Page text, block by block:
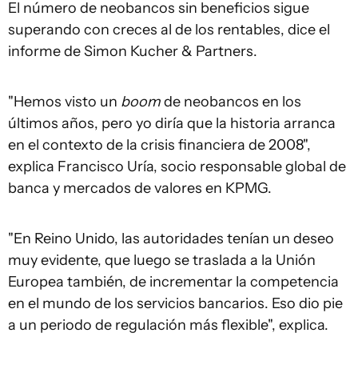
El número de neobancos sin beneficios sigue
superando con creces al de los rentables, dice el
informe de Simon Kucher & Partners.
"Hemos visto un boomde neobancos en los
últimos años, pero yo diría que la historia arranca
en el contexto de la crisis financiera de 2008",
explica Francisco Uría, socio responsable global de
banca y mercados de valores en KPMG.
"En Reino Unido, las autoridades tenían un deseo
muy evidente, que luego se traslada a la Unión
Europea también, de incrementar la competencia
en el mundo de los servicios bancarios. Eso dio pie
a un periodo de regulación más flexible", explica.